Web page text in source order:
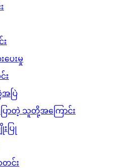
ေးမှု
း
ပြဲ
ာတဲ့ သူတို့အကြောင်း
ပြု
တင်း